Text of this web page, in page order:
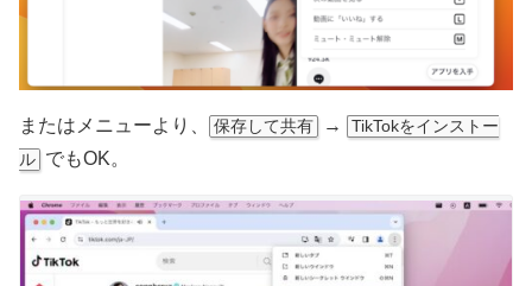
またはメニューより、 保存して共有 →
TikTokをインストー
ル でもOK。